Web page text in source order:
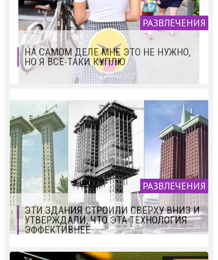
РАЗВЛЕЧЕНИЯ
НА САМОМ ДЕЛЕ МНЕ ЭТО НЕ НУЖНО,
НО Я ВСЕ-ТАКИ КУПЛЮ
РАЗВЛЕЧЕНИЯ
ЭТИ ЗДАНИЯ СТРОИЛИ СВЕРХУ ВНИЗ И
УТВЕРЖДАЛИ, ЧТО ЭТА ТЕХНОЛОГИЯ
ЭФФЕКТИВНЕЕ